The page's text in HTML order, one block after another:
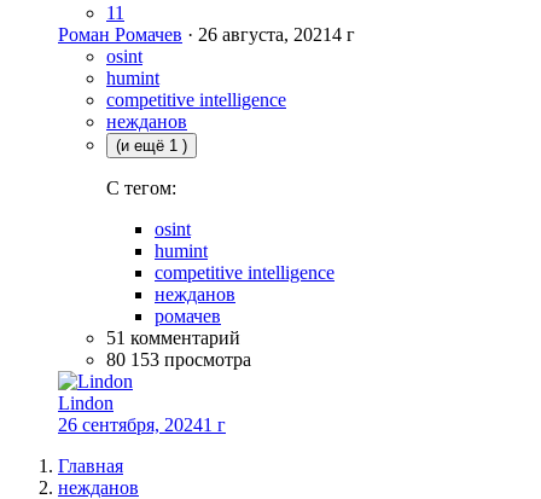
11
Роман Ромачев · 26 августа, 20214 г
osint
humint
competitive intelligence
нежданов
(и ещё 1 )
C тегом:
osint
humint
competitive intelligence
нежданов
ромачев
51 комментарий
80 153 просмотра
Lindon
26 сентября, 20241 г
Главная
нежданов